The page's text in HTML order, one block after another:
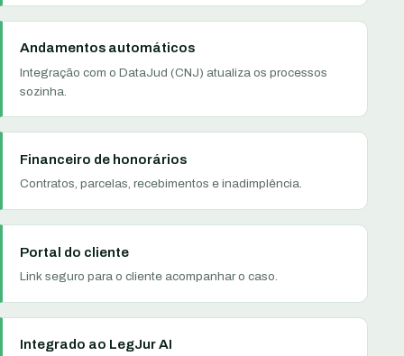
Andamentos automáticos
Integração com o DataJud (CNJ) atualiza os processos
sozinha.
Financeiro de honorários
Contratos, parcelas, recebimentos e inadimplência.
Portal do cliente
Link seguro para o cliente acompanhar o caso.
Integrado ao LegJur AI